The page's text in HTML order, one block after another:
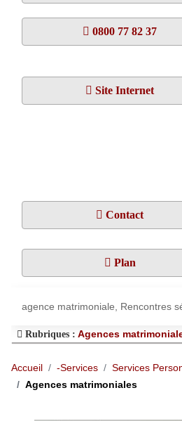
0800 77 82 37
Site Internet
Contact
Plan
agence matrimoniale, Rencontres
Rubriques : Agences
Accueil -Services
Services
Agences matrimoniales